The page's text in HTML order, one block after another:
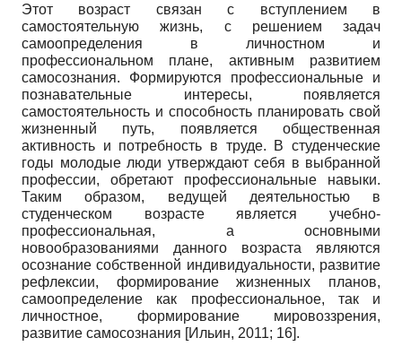
Этот возраст связан с вступлением в
самостоятельную жизнь, с решением задач
самоопределения в личностном и
профессиональном плане, активным развитием
самосознания. Формируются профессиональные и
познавательные интересы, появляется
самостоятельность и способность планировать свой
жизненный путь, появляется общественная
активность и потребность в труде. В студенческие
годы молодые люди утверждают себя в выбранной
профессии, обретают профессиональные навыки.
Таким образом, ведущей деятельностью в
студенческом возрасте является учебно-
профессиональная, а основными
новообразованиями данного возраста являются
осознание собственной индивидуальности, развитие
рефлексии, формирование жизненных планов,
самоопределение как профессиональное, так и
личностное, формирование мировоззрения,
развитие самосознания [Ильин, 2011; 16].